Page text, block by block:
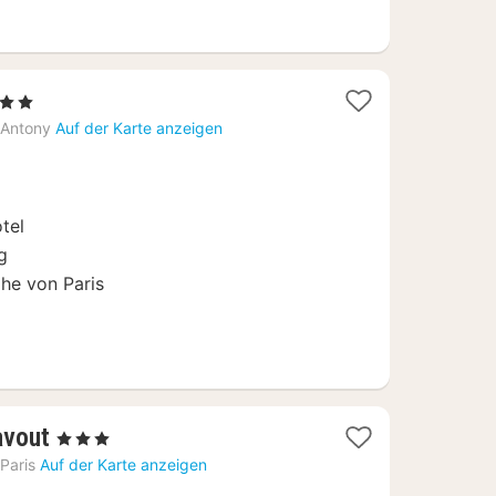
Antony Auf der Karte anzeigen
von Paris
1
Nacht
, 3 Sterne
Paris Auf der Karte anzeigen